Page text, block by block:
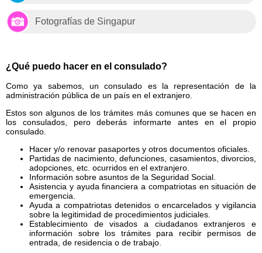
Fotografías de Singapur
¿Qué puedo hacer en el consulado?
Como ya sabemos, un consulado es la representación de la
administración pública de un país en el extranjero.
Estos son algunos de los trámites más comunes que se hacen en
los consulados, pero deberás informarte antes en el propio
consulado.
Hacer y/o renovar pasaportes y otros documentos oficiales.
Partidas de nacimiento, defunciones, casamientos, divorcios,
adopciones, etc. ocurridos en el extranjero.
Información sobre asuntos de la Seguridad Social.
Asistencia y ayuda financiera a compatriotas en situación de
emergencia.
Ayuda a compatriotas detenidos o encarcelados y vigilancia
sobre la legitimidad de procedimientos judiciales.
Establecimiento de visados a ciudadanos extranjeros e
información sobre los trámites para recibir permisos de
entrada, de residencia o de trabajo.